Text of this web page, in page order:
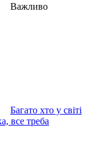
Важливо
Багато хто у світі
все треба